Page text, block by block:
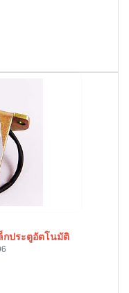
กประตูอัตโนมัติ